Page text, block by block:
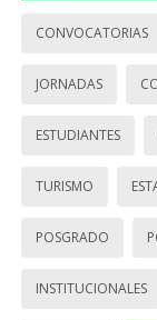
CONVOCATORIAS
JORNADAS
ESTUDIANTES
TURISMO
POSGRADO
INSTITUCIONALES